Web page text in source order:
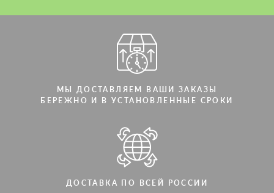
МЫ ДОСТАВЛЯЕМ ВАШИ ЗАКАЗЫ
БЕРЕЖНО И В УСТАНОВЛЕННЫЕ СРОКИ
ДОСТАВКА ПО ВСЕЙ РОССИИ
СВЯЖИТЕСЬ СО МНОЙ
Мы говорим на вашем языке
СВЯЖИТЕСЬ СО МНОЙ
Мы говорим на вашем языке